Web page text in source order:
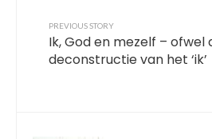
PREVIOUS STORY
Ik, God en mezelf – ofwel
deconstructie van het ‘ik’